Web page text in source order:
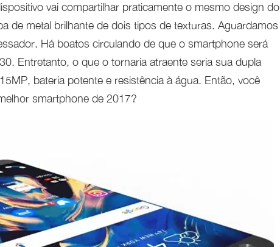
vai compartilhar praticamente o mesmo design do
de metal brilhante de dois tipos de texturas. Aguardamos
Há boatos circulando de que o smartphone será
Entretanto, o que o tornaria atraente seria sua dupla
bateria potente e resistência à água. Então, você
smartphone de 2017?